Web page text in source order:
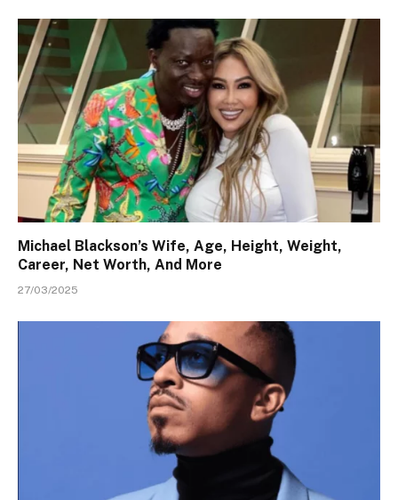
Michael Blackson’s Wife, Age, Height, Weight,
Career, Net Worth, And More
27/03/2025